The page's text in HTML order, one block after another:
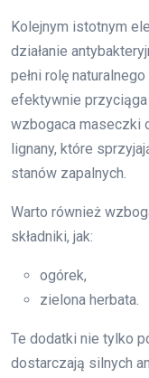
Kolejnym istotnym
działanie
pełni rolę
efektywnie
wzbogaca maseczki
lignany, które
stanów zapalnych.
Warto również
składniki, jak:
ogórek,
zielona herbata.
Te dodatki nie tylko
dostarczają silnych